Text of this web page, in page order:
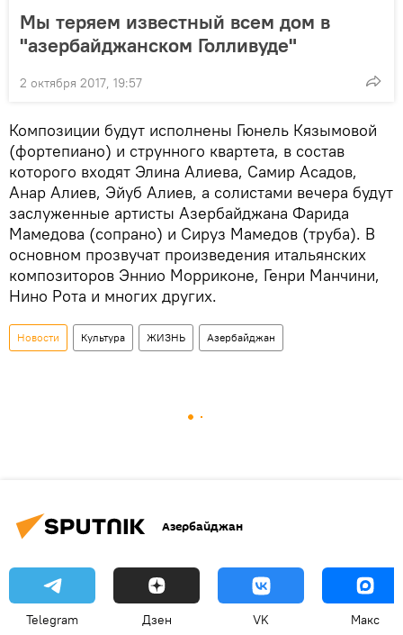
Мы теряем известный всем дом в
"азербайджанском Голливуде"
2 октября 2017, 19:57
Композиции будут исполнены Гюнель Кязымовой
(фортепиано) и струнного квартета, в состав
которого входят Элина Алиева, Самир Асадов,
Анар Алиев, Эйуб Алиев, а солистами вечера будут
заслуженные артисты Азербайджана Фарида
Мамедова (сопрано) и Сируз Мамедов (труба). В
основном прозвучат произведения итальянских
композиторов Эннио Морриконе, Генри Манчини,
Нино Рота и многих других.
Новости Культура ЖИЗНЬ Азербайджан
Азербайджан
Telegram Дзен VK Макс